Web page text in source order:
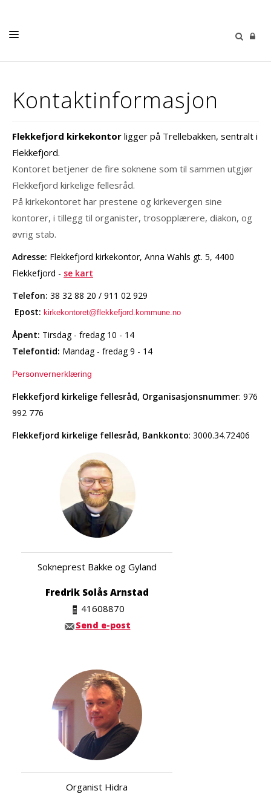
MENIGHETENE
MENIGHETSBLAD
RÅD OG UTVALG
KALENDER
KONTAKT
Kontaktinformasjon
Flekkefjord kirkekontor ligger på Trellebakken, sentralt i
Flekkefjord.
Kontoret betjener de fire soknene som til sammen utgjør
Flekkefjord kirkelige fellesråd.
På kirkekontoret har prestene og kirkevergen sine
kontorer, i tillegg til organister, trosopplærere, diakon, og
øvrig stab.
Adresse: Flekkefjord kirkekontor, Anna Wahls gt. 5, 4400
Flekkefjord - se kart
Telefon: 38 32 88 20 / 911 02 929
Epost: kirkekontoret@flekkefjord.kommune.no
Åpent: Tirsdag - fredag 10 - 14
Telefontid: Mandag - fredag 9 - 14
Personvernerklæring
Flekkefjord kirkelige fellesråd, Organisasjonsnummer: 976
992 776
Flekkefjord kirkelige fellesråd, Bankkonto: 3000.34.72406
Sokneprest Bakke og Gyland
Fredrik Solås Arnstad
41608870
Send e-post
Organist Hidra